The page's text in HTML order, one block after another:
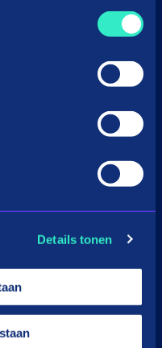
Details tonen
Apple